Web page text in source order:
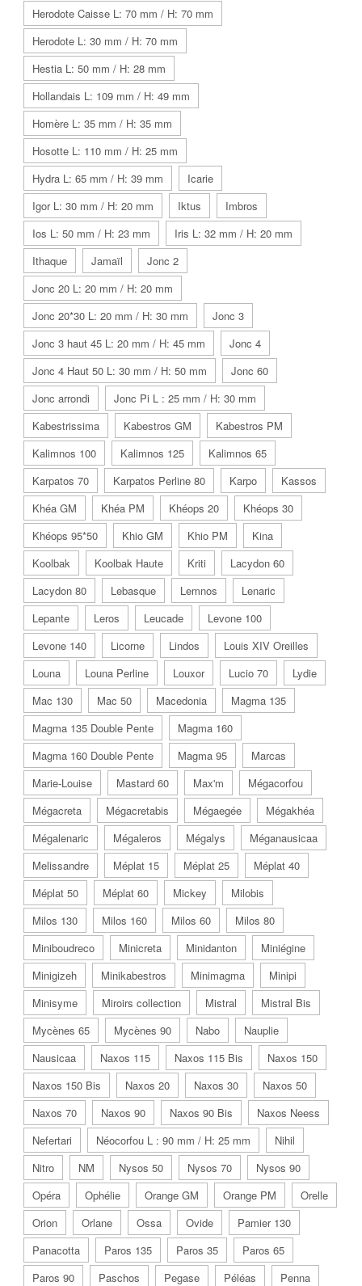
Herodote Caisse L: 70 mm / H: 70 mm
Herodote L: 30 mm / H: 70 mm
Hestia L: 50 mm / H: 28 mm
Hollandais L: 109 mm / H: 49 mm
Homère L: 35 mm / H: 35 mm
Hosotte L: 110 mm / H: 25 mm
Hydra L: 65 mm / H: 39 mm
Icarie
Igor L: 30 mm / H: 20 mm
Iktus
Imbros
Ios L: 50 mm / H: 23 mm
Iris L: 32 mm / H: 20 mm
Ithaque
Jamaïl
Jonc 2
Jonc 20 L: 20 mm / H: 20 mm
Jonc 20*30 L: 20 mm / H: 30 mm
Jonc 3
Jonc 3 haut 45 L: 20 mm / H: 45 mm
Jonc 4
Jonc 4 Haut 50 L: 30 mm / H: 50 mm
Jonc 60
Jonc arrondi
Jonc Pi L : 25 mm / H: 30 mm
Kabestrissima
Kabestros GM
Kabestros PM
Kalimnos 100
Kalimnos 125
Kalimnos 65
Karpatos 70
Karpatos Perline 80 Karpo
Kassos
Khéa GM
Khéa PM Khéops 20
Khéops 30
Khéops 95*50
Khio GM Khio PM
Kina
Koolbak
Koolbak Haute Kriti
Lacydon 60
Lacydon 80
Lebasque Lemnos
Lenaric
Lepante
Leros Leucade
Levone 100
Levone 140
Licorne Lindos
Louis XIV Oreilles
Louna
Louna Perline Louxor Lucio 70
Lydie
Mac 130
Mac 50 Macedonia
Magma 135
Magma 135 Double Pente
Magma 160
Magma 160 Double Pente
Magma 95
Marcas
Marie-Louise
Mastard 60 Max'm
Mégacorfou
Mégacreta
Mégacretabis Mégaegée
Mégakhéa
Mégalenaric
Mégaleros Mégalys
Méganausicaa
Melissandre
Méplat 15 Méplat 25
Méplat 40
Méplat 50
Méplat 60 Mickey
Milobis
Milos 130
Milos 160 Milos 60
Milos 80
Miniboudreco
Minicreta Minidanton
Miniégine
Minigizeh
Minikabestros Minimagma
Minipi
Minisyme
Miroirs collection Mistral
Mistral Bis
Mycènes 65
Mycènes 90 Nabo
Nauplie
Nausicaa
Naxos 115 Naxos 115 Bis
Naxos 150
Naxos 150 Bis
Naxos 20 Naxos 30
Naxos 50
Naxos 70
Naxos 90 Naxos 90 Bis
Naxos Neess
Nefertari
Néocorfou L : 90 mm / H: 25 mm
Nihil
Nitro
NM Nysos 50 Nysos 70
Nysos 90
Opéra
Ophélie Orange GM Orange PM
Orelle
Orion
Orlane Ossa Ovide
Pamier 130
Panacotta
Paros 135 Paros 35
Paros 65
Paros 90
Paschos Pegase Péléas
Penna